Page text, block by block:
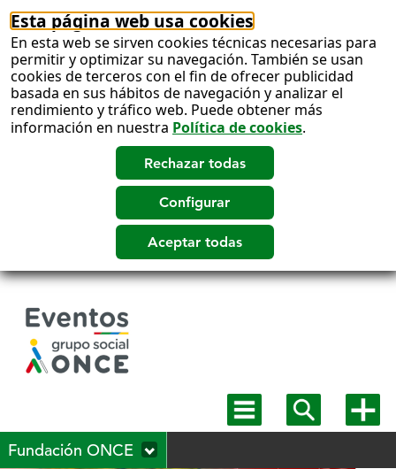
Esta página web usa cookies
En esta web se sirven cookies técnicas necesarias para
permitir y optimizar su navegación. También se usan
cookies de terceros con el fin de ofrecer publicidad
basada en sus hábitos de navegación y analizar el
rendimiento y tráfico web. Puede obtener más
información en nuestra Política de cookies.
Mostrar
menú
Mostrar
buscadormás
Fundación ONCE